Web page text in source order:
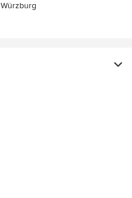
Würzburg